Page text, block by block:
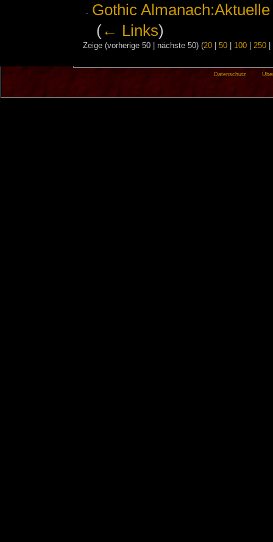
Gothic
(← Links)
Zeige (vorherige 50 | nächste 50) (20| 50| 100| 250|
Datenschutz